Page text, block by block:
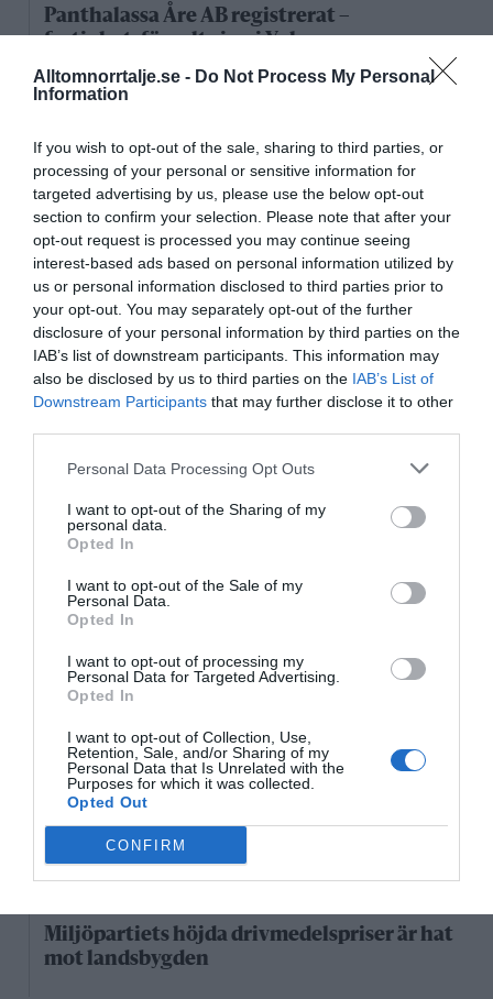
Alltomnorrtalje.se - Do Not Process My Personal
Information
If you wish to opt-out of the sale, sharing to third parties, or
processing of your personal or sensitive information for
targeted advertising by us, please use the below opt-out
section to confirm your selection. Please note that after your
opt-out request is processed you may continue seeing
interest-based ads based on personal information utilized by
us or personal information disclosed to third parties prior to
your opt-out. You may separately opt-out of the further
disclosure of your personal information by third parties on the
IAB’s list of downstream participants. This information may
also be disclosed by us to third parties on the IAB’s List of
Downstream Participants that may further disclose it to other
Personal Data Processing Opt Outs
I want to opt-out of the Sharing of my
personal data.
Opted In
I want to opt-out of the Sale of my
Personal Data.
Opted In
I want to opt-out of processing my
Personal Data for Targeted Advertising.
Opted In
I want to opt-out of Collection, Use,
Retention, Sale, and/or Sharing of my
Personal Data that Is Unrelated with the
Purposes for which it was collected.
Opted Out
CONFIRM
Panthalassa Åre AB registrerat –
fastighetsförvaltning i Yxlan
25/3 NYA BOLAG
Norrtälje
25/3 NYA BOLAG
Trålen 24 AB registrerat
18/3 NYA BOLAG
NordHem Måleri AB registrerat –
måleriföretag i Norrtälje
Lokalt väder
27°C
09:00 11:00 12:00
Senaste nytt
11:22 NYHETER
Beronius: Så ska skolresultaten höjas i höst
10:00 NYHETER
Här fotas vargen utanför Älmsta
9/8 NYHETER
Varg och björn utanför Hallstavik
Miljöpartiets höjda drivmedelspriser är hat
mot landsbygden